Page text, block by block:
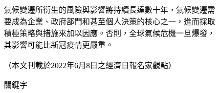
氣候變遷所衍生的風險與影響將持續長達數十年，氣候變遷需
要成為企業、政府部門和甚至個人決策的核心之一，進而採取
積極策略與措施來加以因應。否則，全球氣候危機一旦爆發，
其影響可能比新冠疫情更嚴重。
（本文刊載於2022年6月8日之經濟日報名家觀點）
關鍵字